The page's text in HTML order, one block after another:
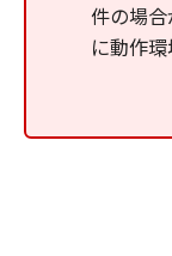
件の場
に動作